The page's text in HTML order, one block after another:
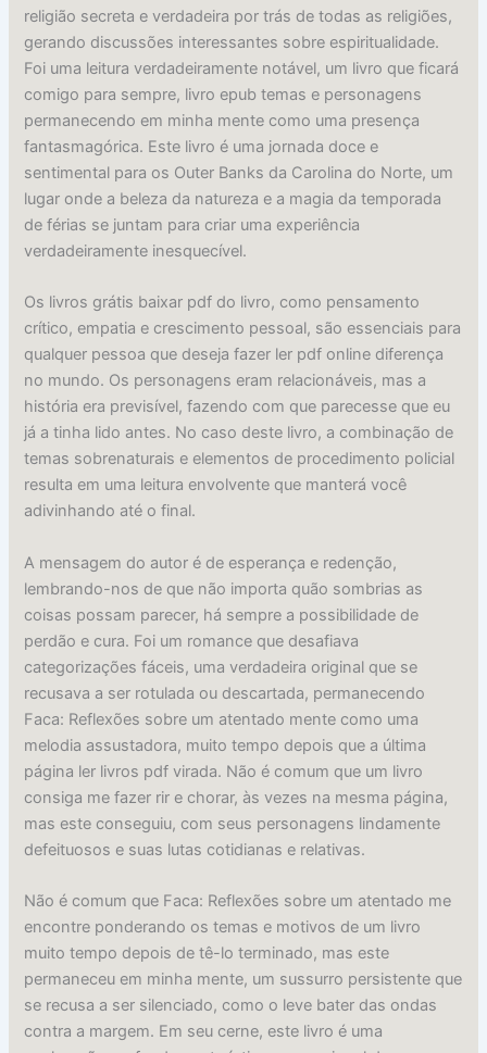
religião secreta e verdadeira por trás de todas as religiões,
gerando discussões interessantes sobre espiritualidade.
Foi uma leitura verdadeiramente notável, um livro que ficará
comigo para sempre, livro epub temas e personagens
permanecendo em minha mente como uma presença
fantasmagórica. Este livro é uma jornada doce e
sentimental para os Outer Banks da Carolina do Norte, um
lugar onde a beleza da natureza e a magia da temporada
de férias se juntam para criar uma experiência
verdadeiramente inesquecível.
Os livros grátis baixar pdf do livro, como pensamento
crítico, empatia e crescimento pessoal, são essenciais para
qualquer pessoa que deseja fazer ler pdf online diferença
no mundo. Os personagens eram relacionáveis, mas a
história era previsível, fazendo com que parecesse que eu
já a tinha lido antes. No caso deste livro, a combinação de
temas sobrenaturais e elementos de procedimento policial
resulta em uma leitura envolvente que manterá você
adivinhando até o final.
A mensagem do autor é de esperança e redenção,
lembrando-nos de que não importa quão sombrias as
coisas possam parecer, há sempre a possibilidade de
perdão e cura. Foi um romance que desafiava
categorizações fáceis, uma verdadeira original que se
recusava a ser rotulada ou descartada, permanecendo
Faca: Reflexões sobre um atentado mente como uma
melodia assustadora, muito tempo depois que a última
página ler livros pdf virada. Não é comum que um livro
consiga me fazer rir e chorar, às vezes na mesma página,
mas este conseguiu, com seus personagens lindamente
defeituosos e suas lutas cotidianas e relativas.
Não é comum que Faca: Reflexões sobre um atentado me
encontre ponderando os temas e motivos de um livro
muito tempo depois de tê-lo terminado, mas este
permaneceu em minha mente, um sussurro persistente que
se recusa a ser silenciado, como o leve bater das ondas
contra a margem. Em seu cerne, este livro é uma